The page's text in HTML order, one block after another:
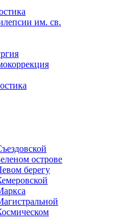
им. св.
острове
берегу